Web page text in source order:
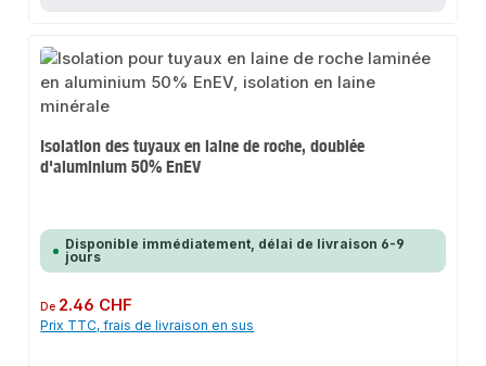
Isolation des tuyaux en laine de roche, doublée
d'aluminium 50% EnEV
Disponible immédiatement, délai de livraison 6-9
jours
Prix régulier :
De 2.46 CHF
Prix TTC, frais de livraison en sus